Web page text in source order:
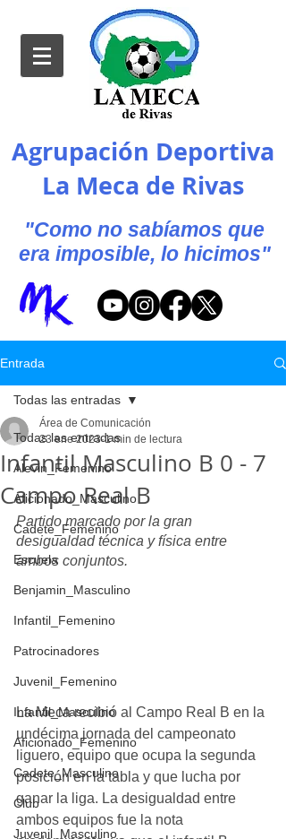
Agrupación Deportiva
La Meca de Rivas
"Como no sabíamos que
era imposible, lo hicimos"
Entrada
Todas las entradas
Alevin_Femenino
Aficionado_Masculino
Cadete_Femenino
Escuela
Benjamin_Masculino
Infantil_Femenino
Patrocinadores
Juvenil_Femenino
Infantil_Masculino
Aficionado_Femenino
Cadete_Masculino
Club
Juvenil_Masculino
Todas las entradas
Infantil Masculino B 0 - 7
Campo Real B
Área de Comunicación
23 ene 2023 1 min de lectura
Partido marcado por la gran
desigualdad técnica y física entre
ambos conjuntos.
La Meca recibió al Campo Real B en la
undécima jornada del campeonato
liguero, equipo que ocupa la segunda
posición en la tabla y que lucha por
ganar la liga. La desigualdad entre
ambos equipos fue la nota